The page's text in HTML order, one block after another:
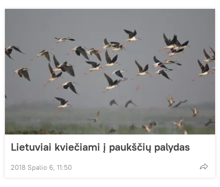
Lietuviai kviečiami į paukščių palydas
2018 Spalio 6, 11:50